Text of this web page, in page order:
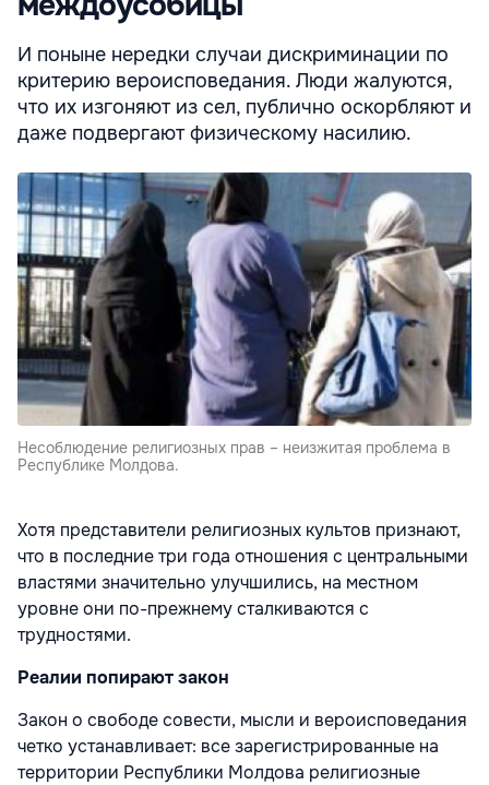
И поныне нередки случаи дискриминации по
критерию вероисповедания. Люди жалуются,
что их изгоняют из сел, публично оскорбляют и
даже подвергают физическому насилию.
Несоблюдение религиозных прав – неизжитая проблема в
Республике Молдова.
Хотя представители религиозных культов признают,
что в последние три года отношения с центральными
властями значительно улучшились, на местном
уровне они по-прежнему сталкиваются с
трудностями.
Реалии попирают закон
Закон о свободе совести, мысли и вероисповедания
четко устанавливает: все зарегистрированные на
территории Республики Молдова религиозные